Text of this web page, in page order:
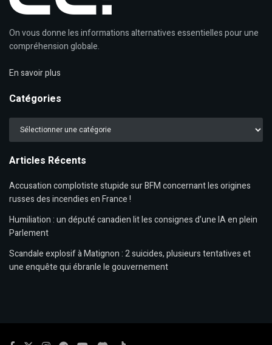
On vous donne les informations alternatives essentielles pour une
compréhension globale.
En savoir plus
Catégories
Catégories
Articles Récents
Accusation complotiste stupide sur BFM concernant les origines
russes des incendies en France !
Humiliation : un député canadien lit les consignes d’une IA en plein
Parlement
Scandale explosif à Matignon : 2 suicides, plusieurs tentatives et
une enquête qui ébranle le gouvernement